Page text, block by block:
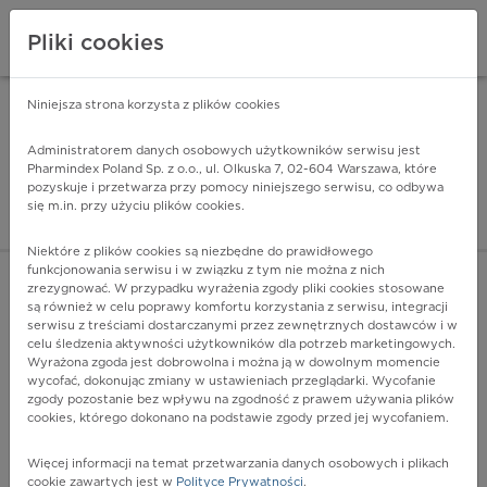
Pharmindex - lider
ZALOGUJ SIĘ
G24.4 - Dystonia samoistna w obrębie twarzy
Więcej na lekiicd10.pl
Pliki cookies
Niniejsza strona korzysta z plików cookies
Administratorem danych osobowych użytkowników serwisu jest
Pharmindex Poland Sp. z o.o., ul. Olkuska 7, 02-604 Warszawa, które
pozyskuje i przetwarza przy pomocy niniejszego serwisu, co odbywa
się m.in. przy użyciu plików cookies.
Niektóre z plików cookies są niezbędne do prawidłowego
funkcjonowania serwisu i w związku z tym nie można z nich
zrezygnować. W przypadku wyrażenia zgody pliki cookies stosowane
są również w celu poprawy komfortu korzystania z serwisu, integracji
serwisu z treściami dostarczanymi przez zewnętrznych dostawców i w
celu śledzenia aktywności użytkowników dla potrzeb marketingowych.
Wyrażona zgoda jest dobrowolna i można ją w dowolnym momencie
wycofać, dokonując zmiany w ustawieniach przeglądarki. Wycofanie
zgody pozostanie bez wpływu na zgodność z prawem używania plików
cookies, którego dokonano na podstawie zgody przed jej wycofaniem.
Więcej informacji na temat przetwarzania danych osobowych i plikach
cookie zawartych jest w Polityce Prywatności.
ZA DARMO - w Google Play INSTALUJ